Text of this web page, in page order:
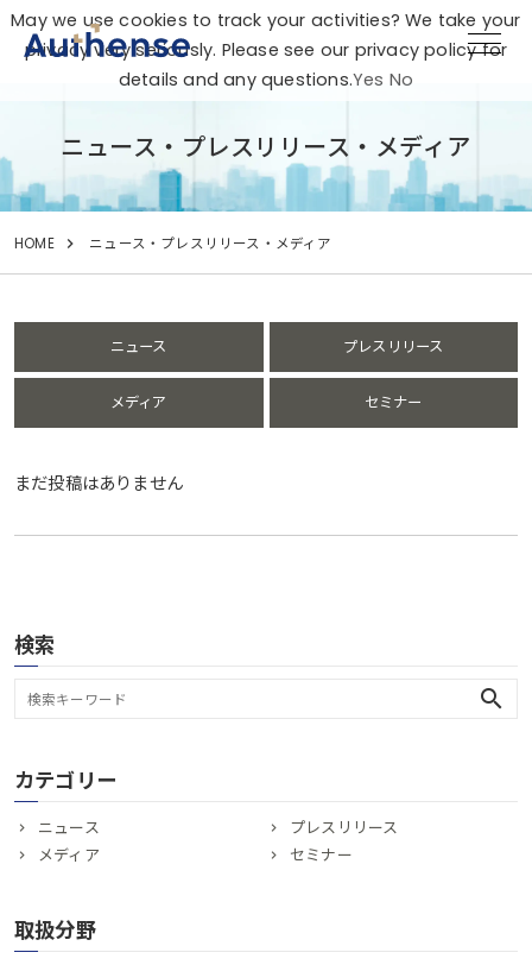
ニュース・プレスリリース・メディア
HOME ニュース・プレスリリース・メディア
ニュース プレスリリース
メディア セミナー
まだ投稿はありません
検索
search
カテゴリー
ニュース
プレスリリース
メディア
セミナー
取扱分野
May we use cookies to track your activities? We take your
privacy very seriously. Please see our privacy policy for
details and any questions.Yes No